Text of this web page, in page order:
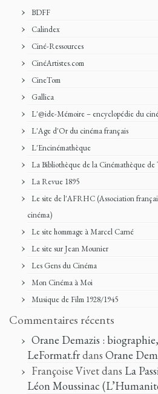
BDFF
Calindex
Ciné-Ressources
CinéArtistes.com
CineTom
Gallica
L'@ide-Mémoire – encyclopédie du
L'Age d'Or du cinéma français
L'Encinémathèque
La Bibliothèque de la Cinémathèque de
La Revue 1895
Le site de l'AFRHC (Association
cinéma)
Le site hommage à Marcel Carné
Le site sur Jean Mounier
Les Gens du Cinéma
Mon Cinéma à Moi
Musique de Film 1928/1945
Commentaires récents
Orane Demazis :
LeFormat.frdans Orane
Françoise Vivetdans La
Léon Moussinac